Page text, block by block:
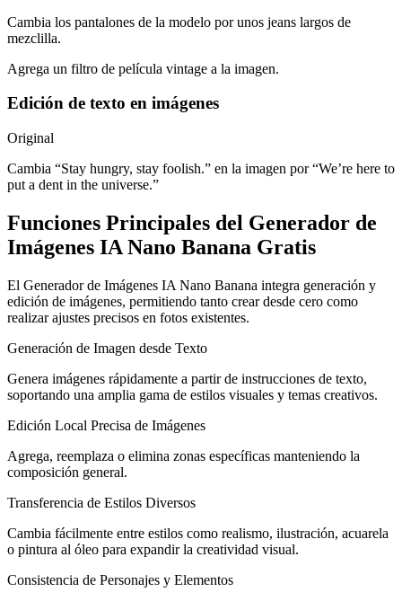
Cambia los pantalones de la modelo por unos jeans largos de
mezclilla.
Agrega un filtro de película vintage a la imagen.
Edición de texto en imágenes
Original
Cambia “Stay hungry, stay foolish.” en la imagen por “We’re here to
put a dent in the universe.”
Funciones Principales del Generador de
Imágenes IA Nano Banana Gratis
El Generador de Imágenes IA Nano Banana integra generación y
edición de imágenes, permitiendo tanto crear desde cero como
realizar ajustes precisos en fotos existentes.
Generación de Imagen desde Texto
Genera imágenes rápidamente a partir de instrucciones de texto,
soportando una amplia gama de estilos visuales y temas creativos.
Edición Local Precisa de Imágenes
Agrega, reemplaza o elimina zonas específicas manteniendo la
composición general.
Transferencia de Estilos Diversos
Cambia fácilmente entre estilos como realismo, ilustración, acuarela
o pintura al óleo para expandir la creatividad visual.
Consistencia de Personajes y Elementos